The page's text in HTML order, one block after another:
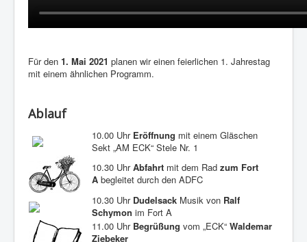
Für den 1. Mai 2021 planen wir einen feierlichen 1. Jahrestag
mit einem ähnlichen Programm.
Ablauf
10.00 Uhr Eröffnung mit einem Gläschen
Sekt „AM ECK“ Stele Nr. 1
10.30 UhrAbfahrt mit dem Rad zum Fort
A begleitet durch den ADFC
10.30 Uhr Dudelsack Musik von Ralf
Schymon im Fort A
11.00 Uhr Begrüßung vom „ECK“ Waldemar
Ziebeker